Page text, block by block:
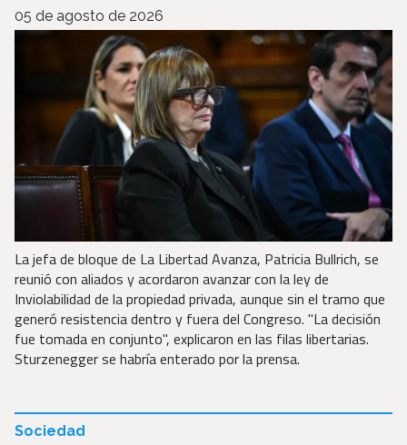
05 de agosto de 2026
La jefa de bloque de La Libertad Avanza, Patricia Bullrich, se
reunió con aliados y acordaron avanzar con la ley de
Inviolabilidad de la propiedad privada, aunque sin el tramo que
generó resistencia dentro y fuera del Congreso. "La decisión
fue tomada en conjunto", explicaron en las filas libertarias.
Sturzenegger se habría enterado por la prensa.
Sociedad